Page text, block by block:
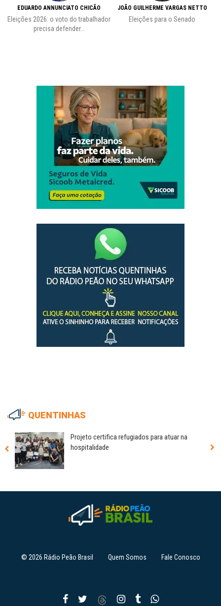
EDUARDO ANNUNCIATO CHICÃO
Eleições 2026: o voto do trabalhador
precisa defender...
JOÃO GUILHERME VARGAS NETTO
Eleições para o Senado
QUENTINHAS
Projeto certifica refugiados para atuar na
hospitalidade
© 2026 Rádio Peão Brasil Quem Somos Fale Conosco